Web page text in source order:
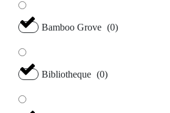
Bamboo Grove (0)
Bibliotheque (0)